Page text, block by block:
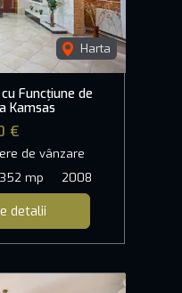
Harta
Funcțiune de
Kamsas
€
de vânzare
352 mp 2008
detalii